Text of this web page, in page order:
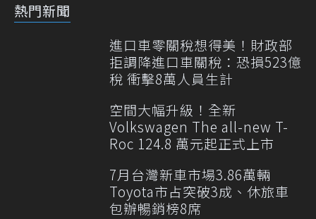
熱門新聞
進口車零關稅想得美！財政部
拒調降進口車關稅：恐損523億
稅 衝擊8萬人員生計
空間大幅升級！全新
Volkswagen The all-new T-
Roc 124.8 萬元起正式上市
7月台灣新車市場3.86萬輛
Toyota市占突破3成、休旅車
包辦暢銷榜8席